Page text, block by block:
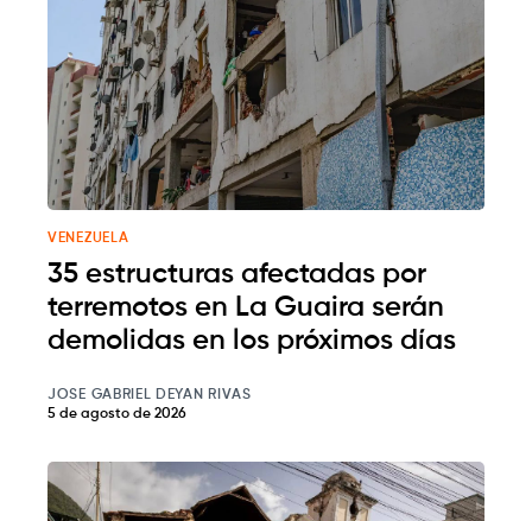
VENEZUELA
35 estructuras afectadas por
terremotos en La Guaira serán
demolidas en los próximos días
JOSE GABRIEL DEYAN RIVAS
5 de agosto de 2026